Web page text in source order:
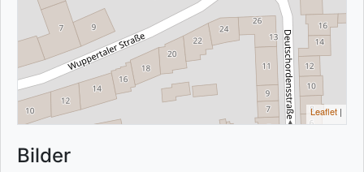
Leaflet |
Bilder